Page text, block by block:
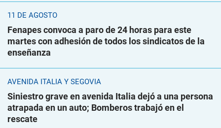
11 DE AGOSTO
Fenapes convoca a paro de 24 horas para este
martes con adhesión de todos los sindicatos de la
enseñanza
AVENIDA ITALIA Y SEGOVIA
Siniestro grave en avenida Italia dejó a una persona
atrapada en un auto; Bomberos trabajó en el
rescate